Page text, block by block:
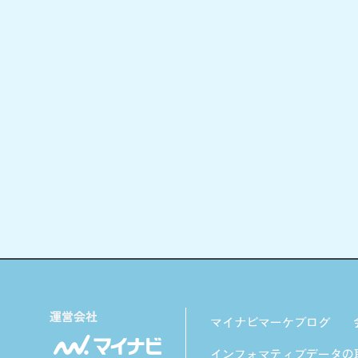
マイナビマーケブログ
インフォマティブデータ